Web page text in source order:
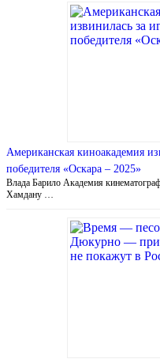
Американская киноакадемия
победителя «Оскара – 2025»
Влада Барило Академия
Хамдану …